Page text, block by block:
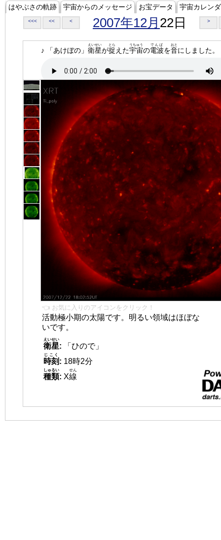
はやぶさの軌跡 宇宙からのメッセージ お宝データ 宇宙カレン
<<< << < 2007年12月 22日 >
♪ 「あけぼの」 衛星
えいせい
が捉
とら
えた宇宙
うちゅう
の電波
でんぱ
を音
おと
にしました。
👈 お気に入りのアイコンをクリック！
活動極小期の太陽です。明るい領域はほぼな
いです。
衛星
えいせい
:
「ひので」
時刻
じこく
: 18時2分
種類
しゅるい
: X線
せん